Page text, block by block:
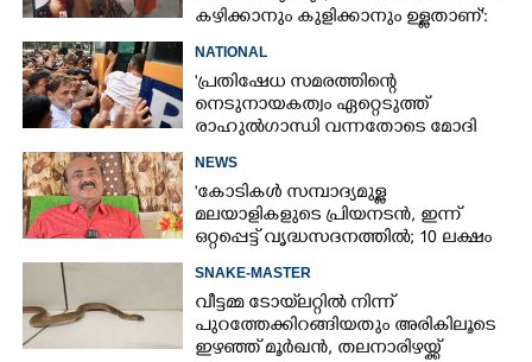
കഴിക്കാനും കുളിക്കാനും ഉള്ളതാണ്':
മക്കൾ
NATIONAL
'പ്രതിഷേധ സമരത്തിന്റെ
നെടുനായകത്വം ഏറ്റെടുത്ത്
രാഹുൽഗാന്ധി വന്നതോടെ മോദി
NEWS
'കോടികൾ സമ്പാദ്യമുള്ള
മലയാളികളുടെ പ്രിയനടൻ, ഇന്ന്
ഒറ്റപ്പെട്ട് വൃദ്ധസദനത്തിൽ; 10 ലക്ഷം
തിരിഞ്ഞുനോക്കുന്നില്ല'
SNAKE-MASTER
വീട്ടമ്മ ടോയ്‌ലറ്റിൽ നിന്ന്
പുറത്തേക്കിറങ്ങിയതും അരികിലൂടെ
ഇഴഞ്ഞ് മൂർഖൻ, തലനാരിഴയ്ക്ക്